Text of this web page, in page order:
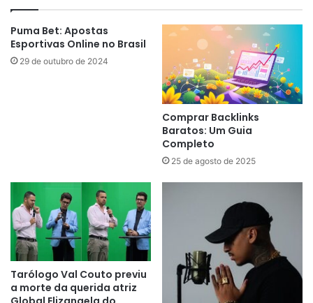
Puma Bet: Apostas
Esportivas Online no Brasil
29 de outubro de 2024
Comprar Backlinks
Baratos: Um Guia
Completo
25 de agosto de 2025
Tarólogo Val Couto previu
a morte da querida atriz